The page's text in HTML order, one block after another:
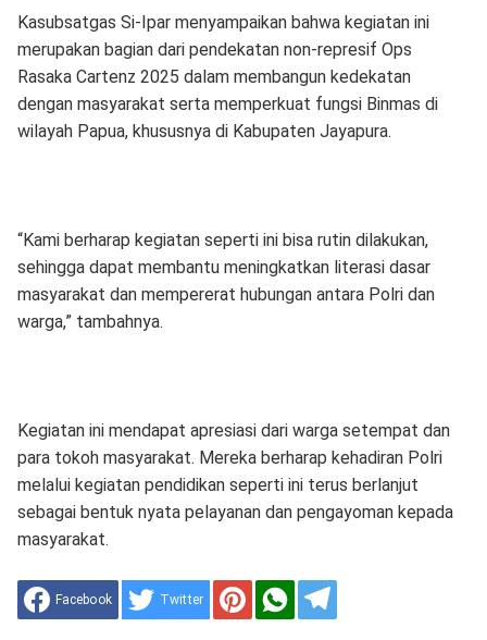
Kasubsatgas Si-Ipar menyampaikan bahwa kegiatan ini
merupakan bagian dari pendekatan non-represif Ops
Rasaka Cartenz 2025 dalam membangun kedekatan
dengan masyarakat serta memperkuat fungsi Binmas di
wilayah Papua, khususnya di Kabupaten Jayapura.
“Kami berharap kegiatan seperti ini bisa rutin dilakukan,
sehingga dapat membantu meningkatkan literasi dasar
masyarakat dan mempererat hubungan antara Polri dan
warga,” tambahnya.
Kegiatan ini mendapat apresiasi dari warga setempat dan
para tokoh masyarakat. Mereka berharap kehadiran Polri
melalui kegiatan pendidikan seperti ini terus berlanjut
sebagai bentuk nyata pelayanan dan pengayoman kepada
masyarakat.
Facebook Twitter